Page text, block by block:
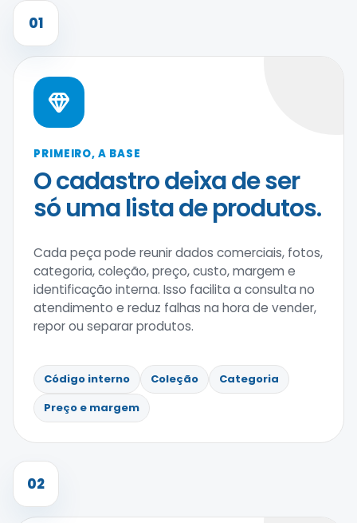
01
PRIMEIRO, A BASE
O cadastro deixa de ser
só uma lista de produtos.
Cada peça pode reunir dados comerciais, fotos,
categoria, coleção, preço, custo, margem e
identificação interna. Isso facilita a consulta no
atendimento e reduz falhas na hora de vender,
repor ou separar produtos.
Código interno Coleção
Categoria
Preço e margem
02